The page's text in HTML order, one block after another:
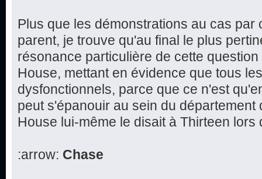
Plus que les démonstrations au cas par
parent, je trouve qu'au final le plus
résonance particulière de cette
House, mettant en évidence que tous
dysfonctionnels, parce que ce n'est
peut s'épanouir au sein du département
House lui-même le disait à Thirteen lors
:arrow: Chase